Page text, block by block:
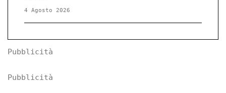
4 Agosto 2026
Pubblicità
Pubblicità